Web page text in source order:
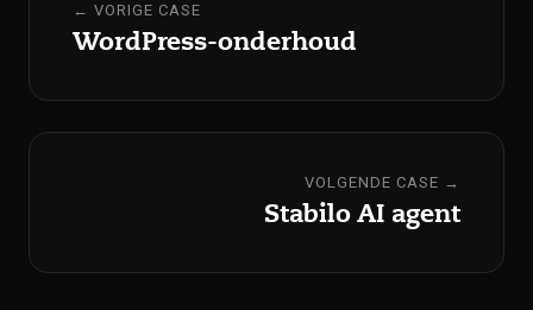
← VORIGE CASE
WordPress-onderhoud
VOLGENDE CASE →
Stabilo AI agent